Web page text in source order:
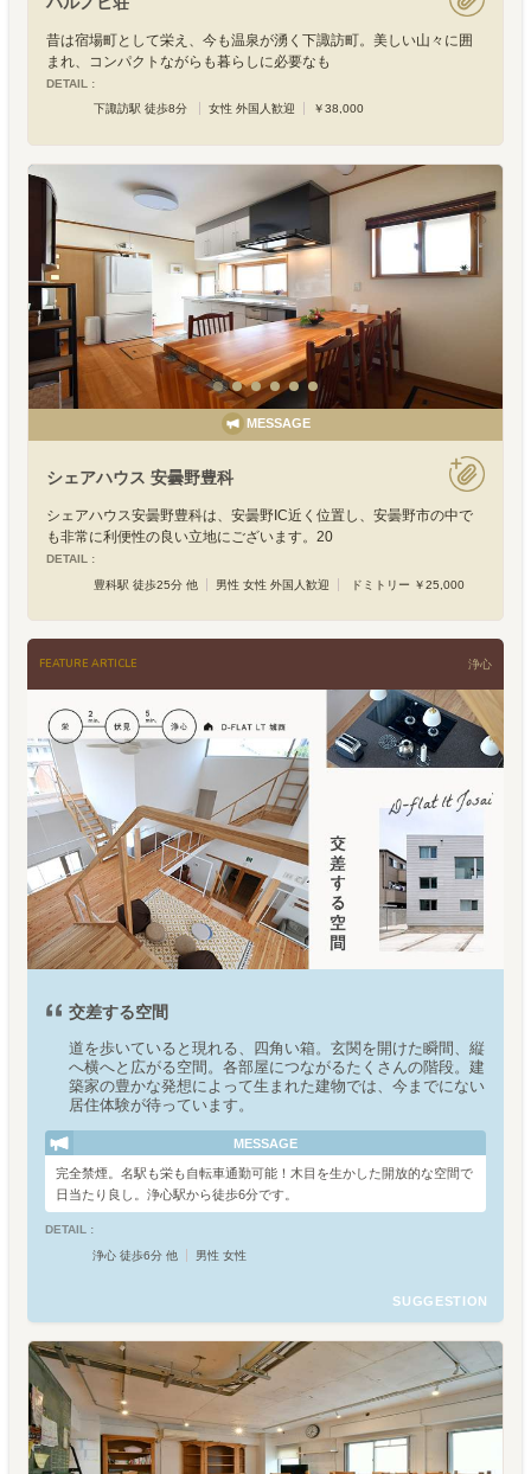
昔は宿場町として栄え、今も温泉が湧く下諏訪町。美しい山々に囲
まれ、コンパクトながらも暮らしに必要なも
DETAIL :
下諏訪駅 徒歩8分
女性 外国人歓迎 ￥38,000
MESSAGE
シェアハウス 安曇野豊科
シェアハウス安曇野豊科は、安曇野IC近く位置し、安曇野市の中で
も非常に利便性の良い立地にございます。20
DETAIL :
豊科駅 徒歩25分 他
男性 女性 外国人歓迎 ドミトリー ￥25,000
FEATURE ARTICLE 浄心
交差する空間
道を歩いていると現れる、四角い箱。玄関を開けた瞬間、縦
へ横へと広がる空間。各部屋につながるたくさんの階段。建
築家の豊かな発想によって生まれた建物では、今までにない
居住体験が待っています。
MESSAGE
完全禁煙。名駅も栄も自転車通勤可能！木目を生かした開放的な空間で
日当たり良し。浄心駅から徒歩6分です。
DETAIL :
浄心 徒歩6分 他
男性 女性
SUGGESTION